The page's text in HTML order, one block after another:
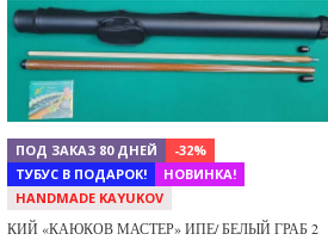
Previous
ПОД ЗАКАЗ 80 ДНЕЙ
-32%
ТУБУС В ПОДАРОК!
НОВИНКА!
HANDMADE KAYUKOV
КИЙ «КАЮКОВ МАСТЕР» ИПЕ/ БЕЛЫЙ ГРАБ 2